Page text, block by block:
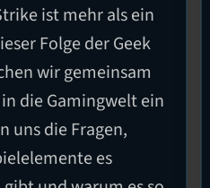
ist mehr als ein
Folge der Geek
wir gemeinsam
die Gamingwelt ein
uns die Fragen,
es